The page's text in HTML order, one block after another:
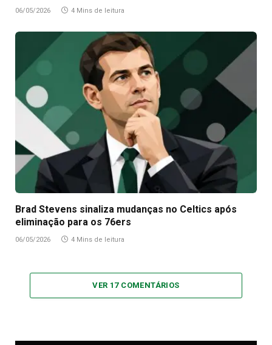
06/05/2026 4 Mins de leitura
Brad Stevens sinaliza mudanças no Celtics após
eliminação para os 76ers
06/05/2026 4 Mins de leitura
VER 17 COMENTÁRIOS